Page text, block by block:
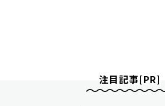
注目記事[PR]